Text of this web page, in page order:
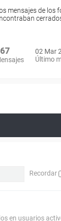
mensajes de los
02 Mar
Último
Recordar
en usuarios